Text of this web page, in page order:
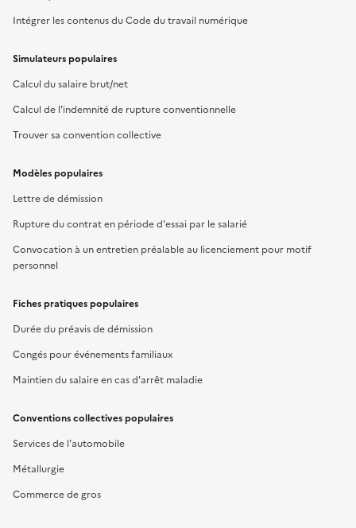
Intégrer les contenus du Code du travail numérique
Simulateurs populaires
Calcul du salaire brut/net
Calcul de l'indemnité de rupture conventionnelle
Trouver sa convention collective
Modèles populaires
Lettre de démission
Rupture du contrat en période d'essai par le salarié
Convocation à un entretien préalable au licenciement pour motif
personnel
Fiches pratiques populaires
Durée du préavis de démission
Congés pour événements familiaux
Maintien du salaire en cas d'arrêt maladie
Conventions collectives populaires
Services de l'automobile
Métallurgie
Commerce de gros